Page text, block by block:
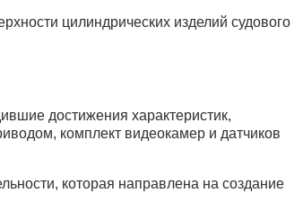
цилиндрических изделий судового
достижения характеристик,
комплект видеокамер и датчиков
которая направлена на создание